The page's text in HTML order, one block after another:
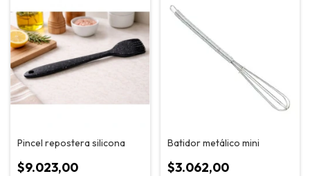
Pincel repostera silicona
$9.023,00
Batidor metálico mini
$3.062,00